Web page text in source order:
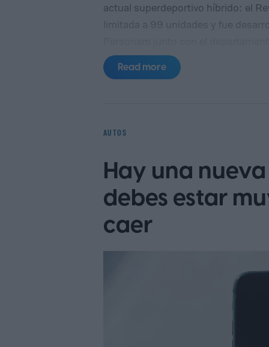
actual superdeportivo híbrido: el
presentación mundial del modelo
California.El homenaje recurre a
Read more
AUTOS
Hay una
debes estar
caer